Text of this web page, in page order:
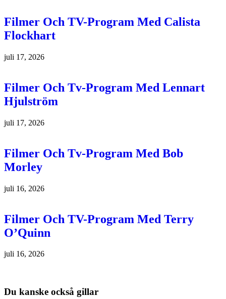
Filmer Och TV-Program Med Calista
Flockhart
juli 17, 2026
Filmer Och Tv-Program Med Lennart
Hjulström
juli 17, 2026
Filmer Och Tv-Program Med Bob
Morley
juli 16, 2026
Filmer Och TV-Program Med Terry
O’Quinn
juli 16, 2026
Du kanske också gillar